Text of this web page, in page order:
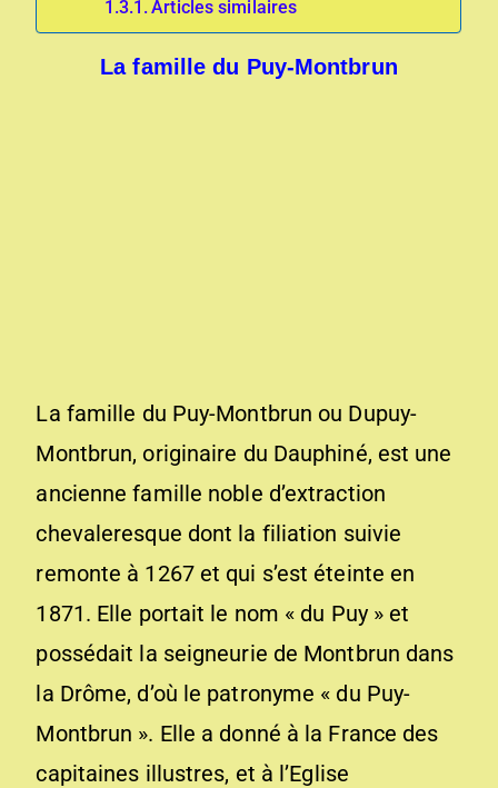
Articles similaires
La famille du Puy-Montbrun
La famille du Puy-Montbrun ou Dupuy-
Montbrun, originaire du Dauphiné, est une
ancienne famille noble d’extraction
chevaleresque dont la filiation suivie
remonte à 1267 et qui s’est éteinte en
1871. Elle portait le nom « du Puy » et
possédait la seigneurie de Montbrun dans
la Drôme, d’où le patronyme « du Puy-
Montbrun ». Elle a donné à la France des
capitaines illustres, et à l’Eglise